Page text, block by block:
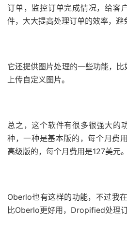
订单，监控订单完成情况，给客
件，大大提高处理订单的效率，避
它还提供图片处理的一些功能，比
上传自定义图片。
总之，这个软件有很多很强大的
种，一种是基本版的，每个月费
高级版的，每个月费用是127美元。
Oberlo也有这样的功能，不过我
比Oberlo更好用，Dropified处理订